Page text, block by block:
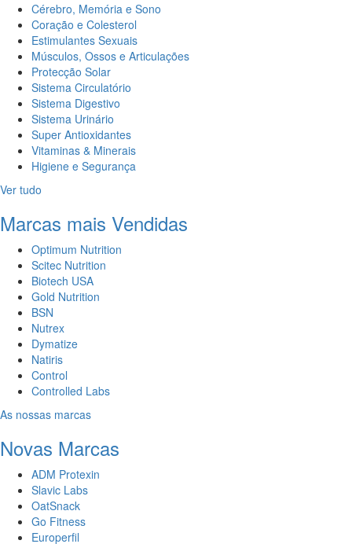
Cérebro, Memória e Sono
Coração e Colesterol
Estimulantes Sexuais
Músculos, Ossos e Articulações
Protecção Solar
Sistema Circulatório
Sistema Digestivo
Sistema Urinário
Super Antioxidantes
Vitaminas & Minerais
Higiene e Segurança
Ver tudo
Marcas mais Vendidas
Optimum Nutrition
Scitec Nutrition
Biotech USA
Gold Nutrition
BSN
Nutrex
Dymatize
Natiris
Control
Controlled Labs
As nossas marcas
Novas Marcas
ADM Protexin
Slavic Labs
OatSnack
Go Fitness
Europerfil